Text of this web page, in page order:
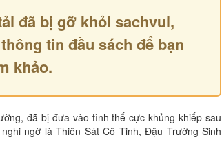
đã bị gỡ khỏi sachvui,
tin đầu sách để bạn
khảo.
đã bị đưa vào tình thế cực khủng khiếp sau
ngờ là Thiên Sát Cô Tinh, Đậu Trường Sinh